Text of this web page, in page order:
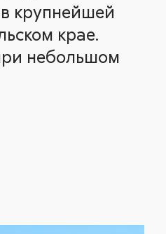
крупнейшей
крае.
небольшом